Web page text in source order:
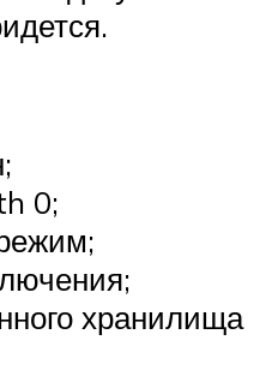
0;
хранилища